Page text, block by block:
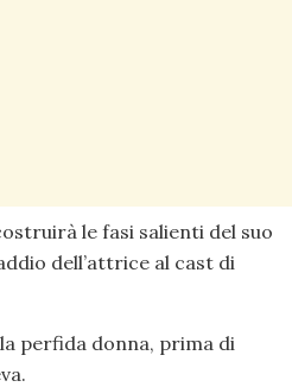
le fasi salienti del suo
dell’attrice al cast di
perfida donna, prima di